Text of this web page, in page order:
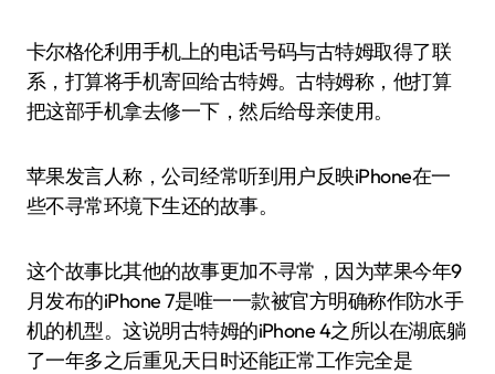
卡尔格伦利用手机上的电话号码与古特姆取得了联
系，打算将手机寄回给古特姆。古特姆称，他打算
把这部手机拿去修一下，然后给母亲使用。
苹果发言人称，公司经常听到用户反映iPhone在一
些不寻常环境下生还的故事。
这个故事比其他的故事更加不寻常，因为苹果今年9
月发布的iPhone 7是唯一一款被官方明确称作防水手
机的机型。这说明古特姆的iPhone 4之所以在湖底躺
了一年多之后重见天日时还能正常工作完全是